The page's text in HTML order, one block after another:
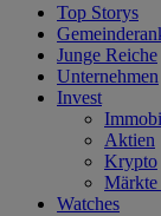
Top Storys
Junge Reiche
Unternehmen
Invest
Aktien
Krypto
Märkte
Watches